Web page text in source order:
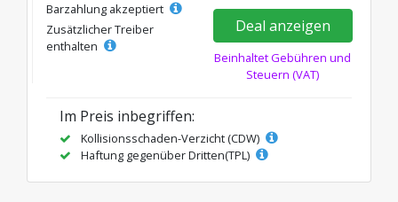
Barzahlung akzeptiert
Zusätzlicher Treiber
enthalten
Deal anzeigen
Beinhaltet Gebühren und
Steuern (VAT)
Im Preis inbegriffen:
Kollisionsschaden-Verzicht (CDW)
Haftung gegenüber Dritten(TPL)